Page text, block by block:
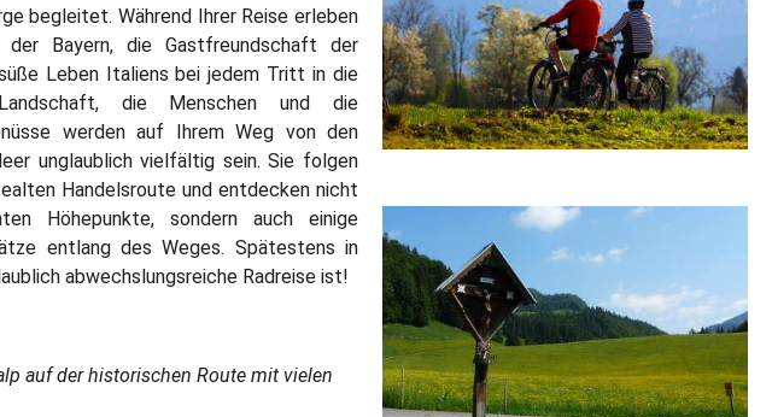
begleitet. Während Ihrer Reise erleben
Bayern, die Gastfreundschaft der
Leben Italiens bei jedem Tritt in die
die Menschen und die
werden auf Ihrem Weg von den
unglaublich vielfältig sein. Sie folgen
Handelsroute und entdecken nicht
Höhepunkte, sondern auch einige
entlang des Weges. Spätestens in
abwechslungsreiche Radreise ist!
auf der historischen Route mit vielen